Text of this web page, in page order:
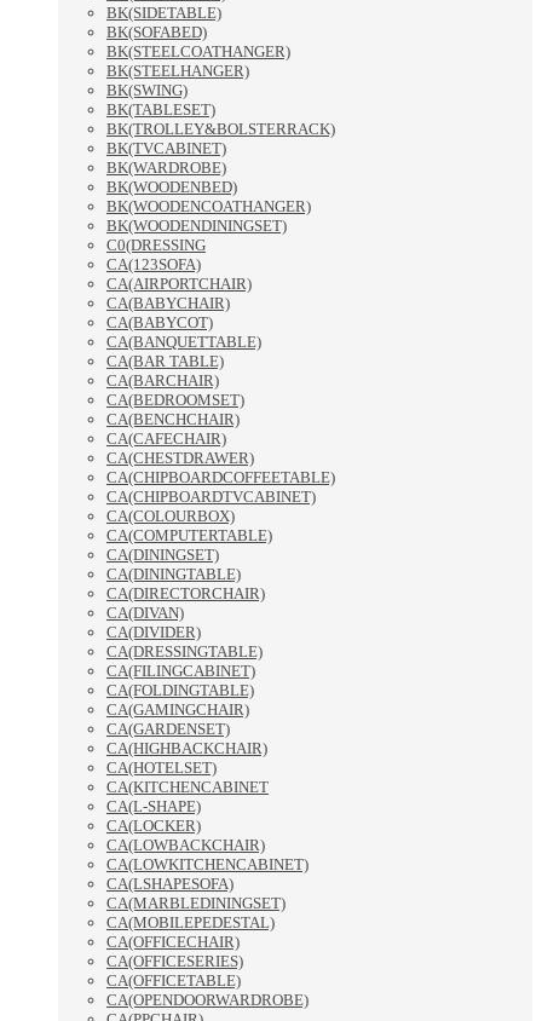
BK(SIDETABLE)
BK(SOFABED)
BK(STEELCOATHANGER)
BK(STEELHANGER)
BK(SWING)
BK(TABLESET)
BK(TROLLEY&BOLSTERRACK)
BK(TVCABINET)
BK(WARDROBE)
BK(WOODENBED)
BK(WOODENCOATHANGER)
BK(WOODENDININGSET)
C0(DRESSING
CA(123SOFA)
CA(AIRPORTCHAIR)
CA(BABYCHAIR)
CA(BABYCOT)
CA(BANQUETTABLE)
CA(BAR TABLE)
CA(BARCHAIR)
CA(BEDROOMSET)
CA(BENCHCHAIR)
CA(CAFECHAIR)
CA(CHESTDRAWER)
CA(CHIPBOARDCOFFEETABLE)
CA(CHIPBOARDTVCABINET)
CA(COLOURBOX)
CA(COMPUTERTABLE)
CA(DININGSET)
CA(DININGTABLE)
CA(DIRECTORCHAIR)
CA(DIVAN)
CA(DIVIDER)
CA(DRESSINGTABLE)
CA(FILINGCABINET)
CA(FOLDINGTABLE)
CA(GAMINGCHAIR)
CA(GARDENSET)
CA(HIGHBACKCHAIR)
CA(HOTELSET)
CA(KITCHENCABINET
CA(L-SHAPE)
CA(LOCKER)
CA(LOWBACKCHAIR)
CA(LOWKITCHENCABINET)
CA(LSHAPESOFA)
CA(MARBLEDININGSET)
CA(MOBILEPEDESTAL)
CA(OFFICECHAIR)
CA(OFFICESERIES)
CA(OFFICETABLE)
CA(OPENDOORWARDROBE)